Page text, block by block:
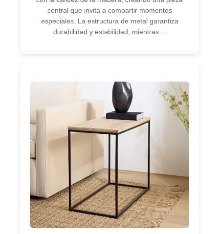
central que invita a compartir momentos
especiales. La estructura de metal garantiza
durabilidad y estabilidad, mientras…